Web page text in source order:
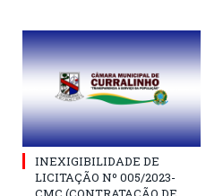
INEXIGIBILIDADE DE
LICITAÇÃO Nº 005/2023-